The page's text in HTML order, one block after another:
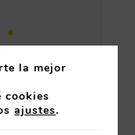
la mejor
cookies
ajustes.